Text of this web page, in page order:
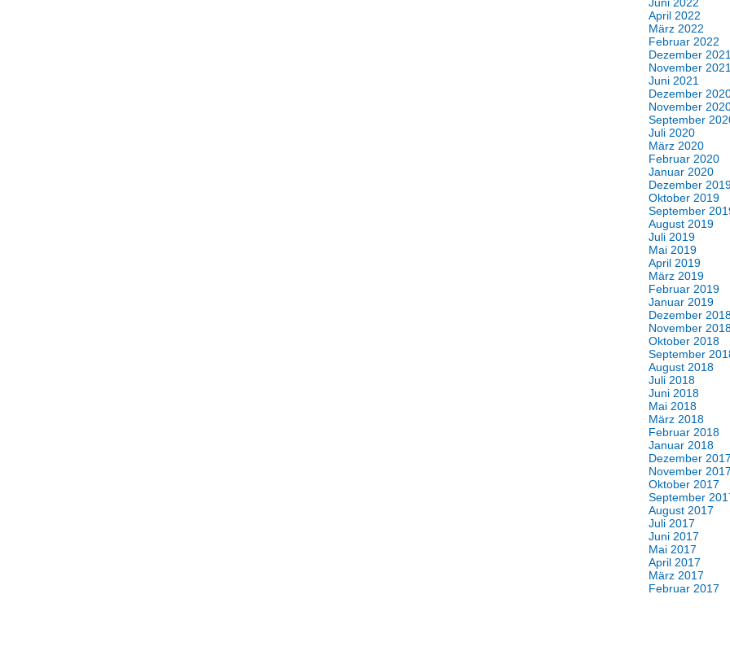
April 2022
März 2022
Februar 2022
Dezember 2021
November 2021
Juni 2021
Dezember
November
September
Juli 2020
März 2020
Februar 2020
Januar 2020
Dezember
Oktober 2019
September
August 2019
Juli 2019
Mai 2019
April 2019
März 2019
Februar 2019
Januar 2019
Dezember
November
Oktober 2018
September
August 2018
Juli 2018
Juni 2018
Mai 2018
März 2018
Februar 2018
Januar 2018
Dezember 2017
November 2017
Oktober 2017
September
August 2017
Juli 2017
Juni 2017
Mai 2017
April 2017
März 2017
Februar 2017